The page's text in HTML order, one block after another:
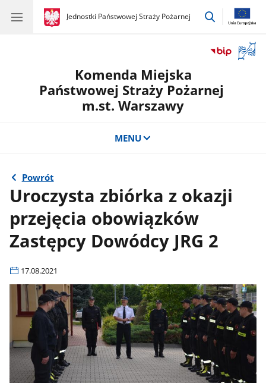
gov.pl
Jednostki Państwowej Straży Pożarnej
gov.pl
Jednostki
przejdź
okno
Komenda Miejska
Państwowej Straży Pożarnej
m.st. Warszawy
MENU
Powrót
Uroczysta zbiórka z okazji
przejęcia obowiązków
Zastępcy Dowódcy JRG 2
17.08.2021